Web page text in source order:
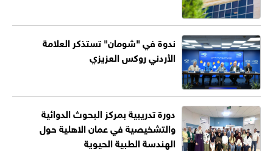
ندوة في "شومان" تستذكر العلامة
الأردني روكس العزيزي
دورة تدريبية بمركز البحوث الدوائية
والتشخيصية في عمان الاهلية حول
الهندسة الطبية الحيوية